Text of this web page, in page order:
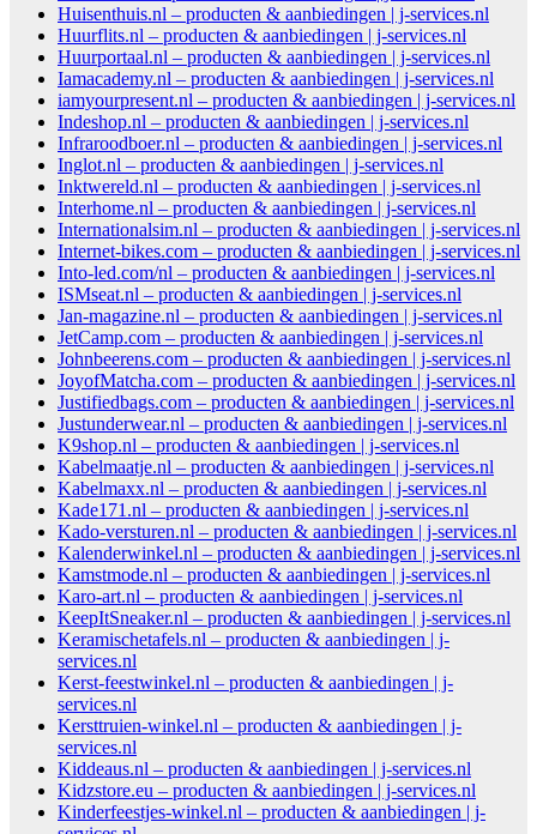
Huisenthuis.nl – producten & aanbiedingen | j-services.nl
Huurflits.nl – producten & aanbiedingen | j-services.nl
Huurportaal.nl – producten & aanbiedingen | j-services.nl
Iamacademy.nl – producten & aanbiedingen | j-services.nl
iamyourpresent.nl – producten & aanbiedingen | j-services.nl
Indeshop.nl – producten & aanbiedingen | j-services.nl
Infraroodboer.nl – producten & aanbiedingen | j-services.nl
Inglot.nl – producten & aanbiedingen | j-services.nl
Inktwereld.nl – producten & aanbiedingen | j-services.nl
Interhome.nl – producten & aanbiedingen | j-services.nl
Internationalsim.nl – producten & aanbiedingen | j-services.nl
Internet-bikes.com – producten & aanbiedingen | j-services.nl
Into-led.com/nl – producten & aanbiedingen | j-services.nl
ISMseat.nl – producten & aanbiedingen | j-services.nl
Jan-magazine.nl – producten & aanbiedingen | j-services.nl
JetCamp.com – producten & aanbiedingen | j-services.nl
Johnbeerens.com – producten & aanbiedingen | j-services.nl
JoyofMatcha.com – producten & aanbiedingen | j-services.nl
Justifiedbags.com – producten & aanbiedingen | j-services.nl
Justunderwear.nl – producten & aanbiedingen | j-services.nl
K9shop.nl – producten & aanbiedingen | j-services.nl
Kabelmaatje.nl – producten & aanbiedingen | j-services.nl
Kabelmaxx.nl – producten & aanbiedingen | j-services.nl
Kade171.nl – producten & aanbiedingen | j-services.nl
Kado-versturen.nl – producten & aanbiedingen | j-services.nl
Kalenderwinkel.nl – producten & aanbiedingen | j-services.nl
Kamstmode.nl – producten & aanbiedingen | j-services.nl
Karo-art.nl – producten & aanbiedingen | j-services.nl
KeepItSneaker.nl – producten & aanbiedingen | j-services.nl
Keramischetafels.nl – producten & aanbiedingen | j-
services.nl
Kerst-feestwinkel.nl – producten & aanbiedingen | j-
services.nl
Kersttruien-winkel.nl – producten & aanbiedingen | j-
services.nl
Kiddeaus.nl – producten & aanbiedingen | j-services.nl
Kidzstore.eu – producten & aanbiedingen | j-services.nl
Kinderfeestjes-winkel.nl – producten & aanbiedingen | j-